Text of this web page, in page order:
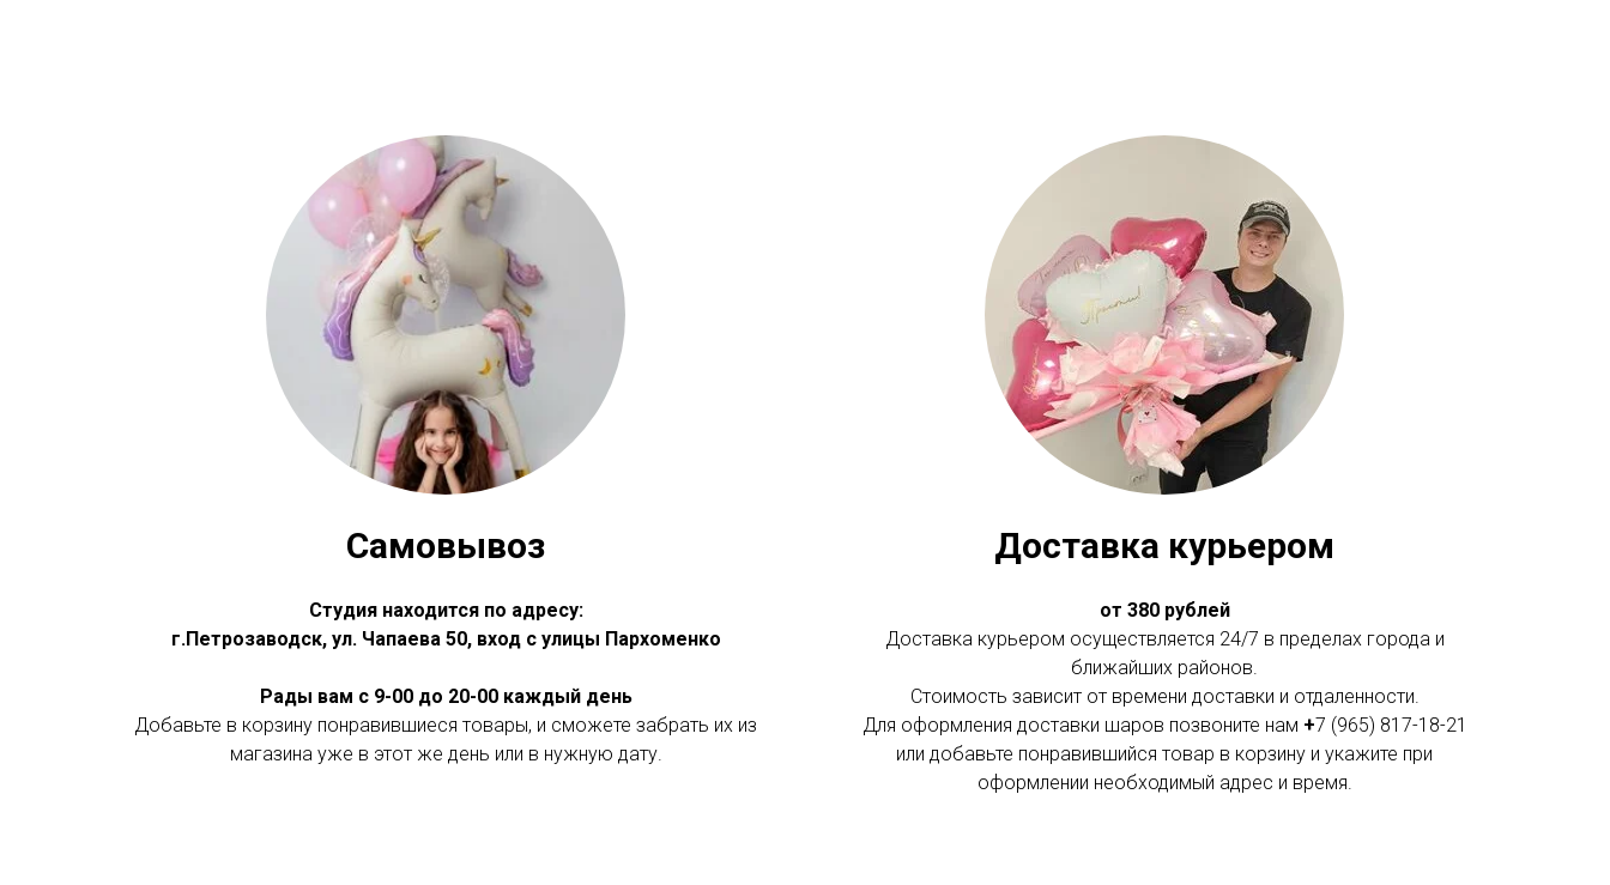
Самовывоз
Студия находится по адресу:
г.Петрозаводск, ул. Чапаева 50, вход с улицы Пархоменко
Рады вам с 9-00 до 20-00 каждый день
Добавьте в корзину понравившиеся товары, и сможете забрать их из
магазина уже в этот же день или в нужную дату.
Доставка курьером
от 380 рублей
Доставка курьером осуществляется 24/7 в пределах города и
ближайших районов.
Стоимость зависит от времени доставки и отдаленности.
Для оформления доставки шаров позвоните нам +7 (965) 817-18-21
или добавьте понравившийся товар в корзину и укажите при
оформлении необходимый адрес и время.